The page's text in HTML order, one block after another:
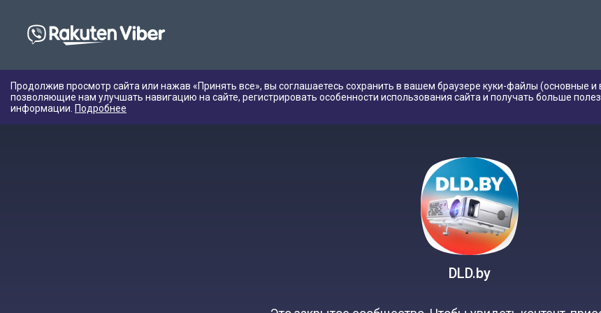
Продолжив просмотр сайта или нажав «Принять все», вы соглашаетесь сохранить в вашем браузере куки-файлы (основные и
позволяющие нам улучшать навигацию на сайте, регистрировать особенности использования сайта и получать больше
информации. Подробнее
DLD.by